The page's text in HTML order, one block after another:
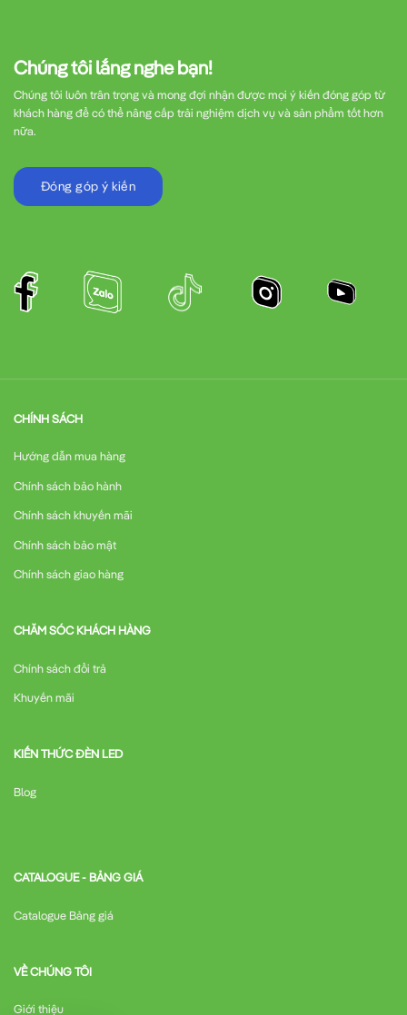
Chúng tôi lắng nghe bạn!
Chúng tôi luôn trân trọng và mong đợi nhận được mọi ý kiến đóng góp từ
khách hàng để có thể nâng cấp trải nghiệm dịch vụ và sản phẩm tốt hơn
nữa.
Đóng góp ý kiến
CHÍNH SÁCH
Hướng dẫn mua hàng
Chính sách bảo hành
Chính sách khuyến mãi
Chính sách bảo mật
Chính sách giao hàng
CHĂM SÓC KHÁCH HÀNG
Chính sách đổi trả
Khuyến mãi
KIẾN THỨC ĐÈN LED
Blog
CATALOGUE - BẢNG GIÁ
Catalogue Bảng giá
VỀ CHÚNG TÔI
Giới thiệu